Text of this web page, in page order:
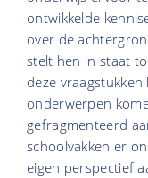
ontwikkelde
over de
stelt hen in staat
deze
onderwerpen
gefragmenteerd
schoolvakken er
eigen perspectief